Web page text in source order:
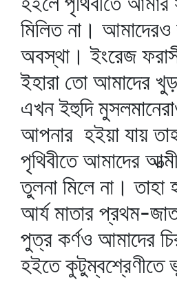
মিলিত না।
অবস্থা। ইংরেজ
ইহারা তো আমাদের
এখন ইহুদি
আপনার হইয়া যায়
পৃথিবীতে আমাদের
তুলনা মিলে না।
আর্য মাতার প্রথম-
পুত্র কর্ণও আমাদের
হইতে